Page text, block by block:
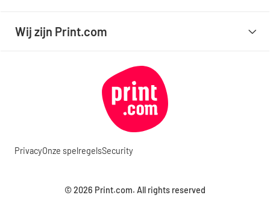
Wij zijn Print.com
© 2026 Print.com. All rights reserved
PrivacyOnze spelregelsSecurity